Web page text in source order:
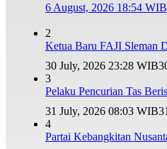
6 August, 2026 18:54 WIB
2
Ketua Baru FAJI Sleman
30 July, 2026 23:28 WIB
3
Pelaku Pencurian Tas
31 July, 2026 08:03 WIB
4
Partai Kebangkitan